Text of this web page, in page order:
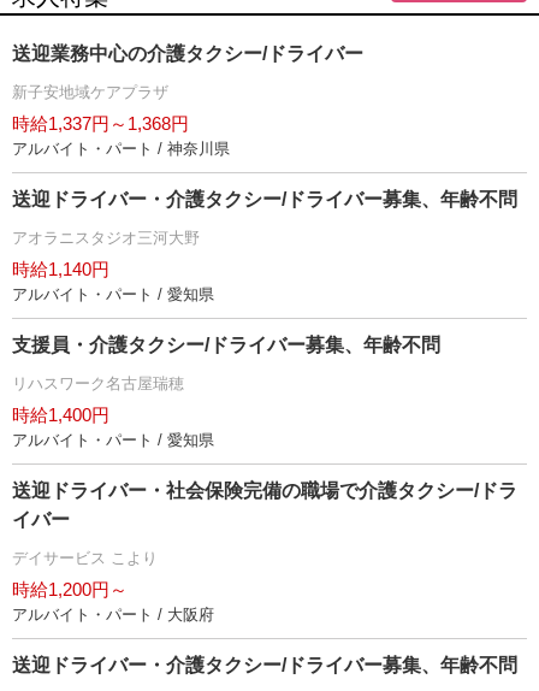
送迎業務中心の介護タクシー/ドライバー
新子安地域ケアプラザ
時給1,337円～1,368円
アルバイト・パート / 神奈川県
送迎ドライバー・介護タクシー/ドライバー募集、年齢不問
アオラニスタジオ三河大野
時給1,140円
アルバイト・パート / 愛知県
支援員・介護タクシー/ドライバー募集、年齢不問
リハスワーク名古屋瑞穂
時給1,400円
アルバイト・パート / 愛知県
送迎ドライバー・社会保険完備の職場で介護タクシー/ドラ
イバー
デイサービス こより
時給1,200円～
アルバイト・パート / 大阪府
送迎ドライバー・介護タクシー/ドライバー募集、年齢不問